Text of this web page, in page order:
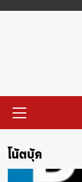
Menu
โน้ตบุ้ค